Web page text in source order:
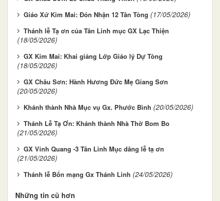
Giáo Xứ Kim Mai: Đón Nhận 12 Tân Tòng (17/05/2026)
Thánh lễ Tạ ơn của Tân Linh mục GX Lạc Thiện
(18/05/2026)
GX Kim Mai: Khai giảng Lớp Giáo lý Dự Tòng
(18/05/2026)
GX Châu Sơn: Hành Hương Đức Mẹ Giang Sơn
(20/05/2026)
Khánh thành Nhà Mục vụ Gx. Phước Bình (20/05/2026)
Thánh Lễ Tạ Ơn: Khánh thành Nhà Thờ Bom Bo
(21/05/2026)
GX Vinh Quang -3 Tân Linh Mục dâng lễ tạ ơn
(21/05/2026)
Thánh lễ Bổn mạng Gx Thánh Linh (24/05/2026)
Những tin cũ hơn